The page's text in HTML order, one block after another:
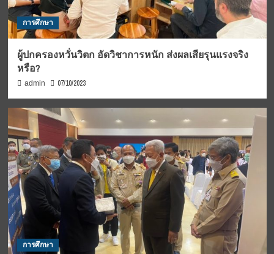
การศึกษา
ผู้ปกครองหวั่นวิตก อัดวิชาการหนัก ส่งผลเสียรุนแรงจริง
หรือ?
admin 07/10/2023
การศึกษา